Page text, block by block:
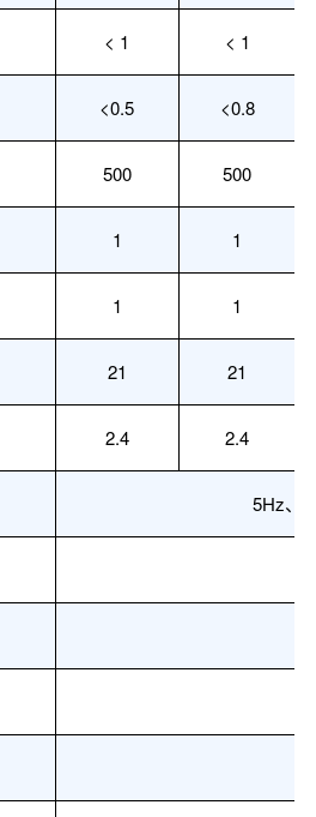
< 1 < 1
<0.5 <0.8
500 500
1 1
1 1
21 21
2.4 2.4
5Hz、